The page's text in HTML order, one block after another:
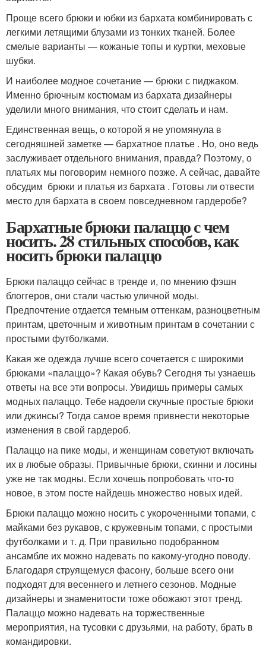
Проще всего брюки и юбки из бархата комбинировать с
легкими летящими блузами из тонких тканей. Более
смелые варианты — кожаные топы и куртки, меховые
шубки.
И наиболее модное сочетание — брюки с пиджаком.
Именно брючным костюмам из бархата дизайнеры
уделили много внимания, что стоит сделать и нам.
Единственная вещь, о которой я не упомянула в
сегодняшней заметке — бархатное платье . Но, оно ведь
заслуживает отдельного внимания, правда? Поэтому, о
платьях мы поговорим немного позже. А сейчас, давайте
обсудим брюки и платья из бархата . Готовы ли отвести
место для бархата в своем повседневном гардеробе?
Бархатные брюки палаццо с чем
носить. 28 стильных способов, как
носить брюки палаццо
Брюки палаццо сейчас в тренде и, по мнению фэшн
блоггеров, они стали частью уличной моды.
Предпочтение отдается темным оттенкам, разноцветным
принтам, цветочным и животным принтам в сочетании с
простыми футболками.
Какая же одежда лучше всего сочетается с широкими
брюками «палаццо»? Какая обувь? Сегодня ты узнаешь
ответы на все эти вопросы. Увидишь примеры самых
модных палаццо. Тебе надоели скучные простые брюки
или джинсы? Тогда самое время привнести некоторые
изменения в свой гардероб.
Палаццо на пике моды, и женщинам советуют включать
их в любые образы. Привычные брюки, скинни и лосины
уже не так модны. Если хочешь попробовать что-то
новое, в этом посте найдешь множество новых идей.
Брюки палаццо можно носить с укороченными топами, с
майками без рукавов, с кружевным топами, с простыми
футболками и т. д. При правильно подобранном
ансамбле их можно надевать по какому-угодно поводу.
Благодаря струящемуся фасону, больше всего они
подходят для весеннего и летнего сезонов. Модные
дизайнеры и знаменитости тоже обожают этот тренд.
Палаццо можно надевать на торжественные
мероприятия, на тусовки с друзьями, на работу, брать в
командировки.